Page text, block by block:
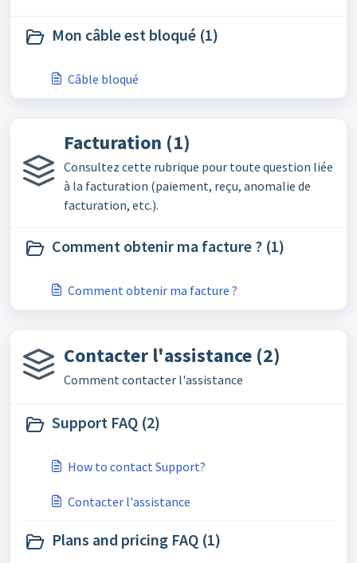
Mon câble est bloqué (1)
Câble bloqué
Facturation (1)
Consultez cette rubrique pour toute question liée
à la facturation (paiement, reçu, anomalie de
facturation, etc.).
Comment obtenir ma facture ? (1)
Comment obtenir ma facture ?
Contacter l'assistance (2)
Comment contacter l'assistance
Support FAQ (2)
How to contact Support?
Contacter l'assistance
Plans and pricing FAQ (1)